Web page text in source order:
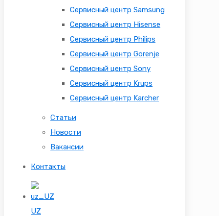
Сервисный центр Samsung
Сервисный центр Hisense
Сервисный центр Philips
Сервисный центр Gorenje
Сервисный центр Sony
Сервисный центр Krups
Сервисный центр Karcher
Статьи
Новости
Вакансии
Контакты
UZ